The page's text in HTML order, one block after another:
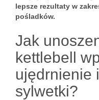
lepsze rezultaty w
pośladków.
Jak
kettlebell
ujędrnienie
sylwetki?